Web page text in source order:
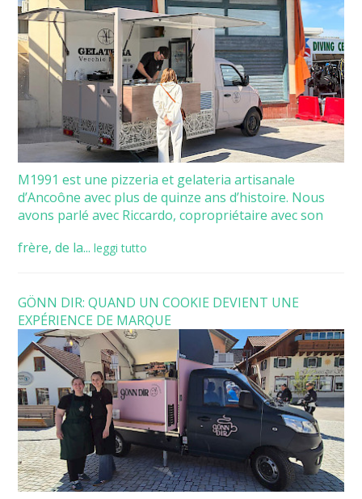
M1991 est une pizzeria et gelateria artisanale
d’Ancoône avec plus de quinze ans d’histoire. Nous
avons parlé avec Riccardo, copropriétaire avec son
frère, de la... leggi tutto
GÖNN DIR: QUAND UN COOKIE DEVIENT UNE
EXPÉRIENCE DE MARQUE